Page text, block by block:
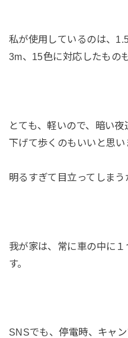
私が使用しているのは、
3m、15色に対応したもの
とても、軽いので、暗い
下げて歩くのもいいと思い
明るすぎて目立ってしまう
我が家は、常に車の中に
す。
SNSでも、停電時、キャ